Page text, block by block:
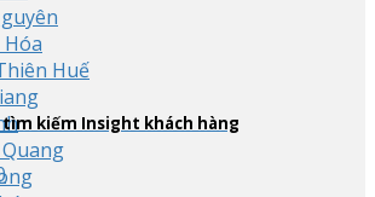
Huế
tìm kiếm Insight khách hàng